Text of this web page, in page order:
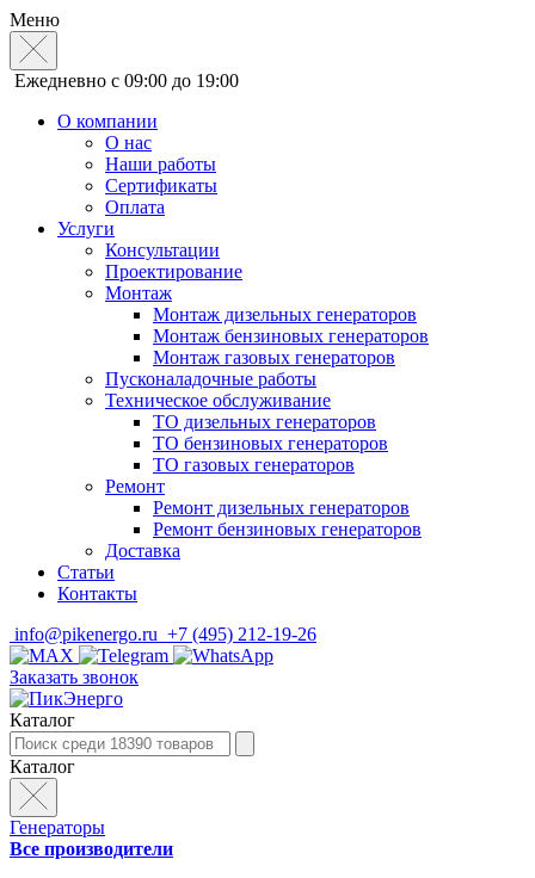
Меню
Ежедневно с 09:00 до 19:00
О компании
О нас
Наши работы
Сертификаты
Оплата
Услуги
Консультации
Проектирование
Монтаж
Монтаж дизельных генераторов
Монтаж бензиновых генераторов
Монтаж газовых генераторов
Пусконаладочные работы
Техническое обслуживание
ТО дизельных генераторов
ТО бензиновых генераторов
ТО газовых генераторов
Ремонт
Ремонт дизельных генераторов
Ремонт бензиновых генераторов
Доставка
Статьи
Контакты
info@pikenergo.ru +7 (495) 212-19-26
Заказать звонок
Каталог
Каталог
Генераторы
Все производители